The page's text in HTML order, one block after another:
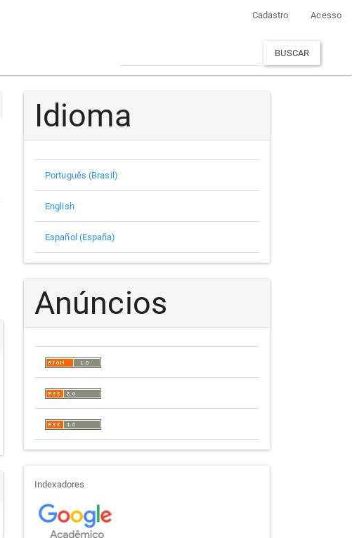
Cadastro Acesso
BUSCAR
Idioma
Português (Brasil)
English
Español (España)
Anúncios
indexadores
Indexadores